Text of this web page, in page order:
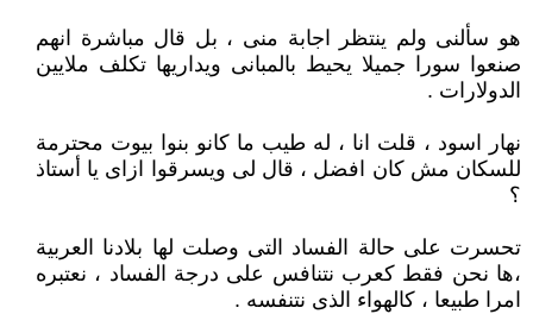
هو سألنى ولم ينتظر اجابة منى ، بل قال مباشرة انهم
صنعوا سورا جميلا يحيط بالمبانى ويداريها تكلف ملايين
الدولارات .
نهار اسود ، قلت انا ، له طيب ما كانو بنوا بيوت محترمة
للسكان مش كان افضل ، قال لى ويسرقوا ازاى يا أستاذ
؟
تحسرت على حالة الفساد التى وصلت لها بلادنا العربية
،ها نحن فقط كعرب نتنافس على درجة الفساد ، نعتبره
امرا طبيعا ، كالهواء الذى نتنفسه .